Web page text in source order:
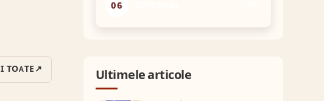
TOATE↗
06
Ultimele articole